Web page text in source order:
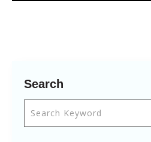
Search
Questo è un campo di